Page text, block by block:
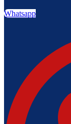
Whatsapp